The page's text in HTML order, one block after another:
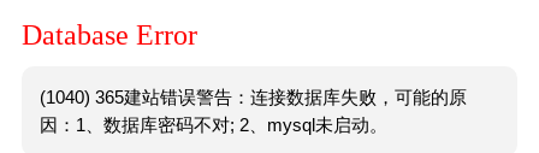
Database Error
(1040) 365建站错误警告：连接数据库失败，可能的原
因：1、数据库密码不对; 2、mysql未启动。